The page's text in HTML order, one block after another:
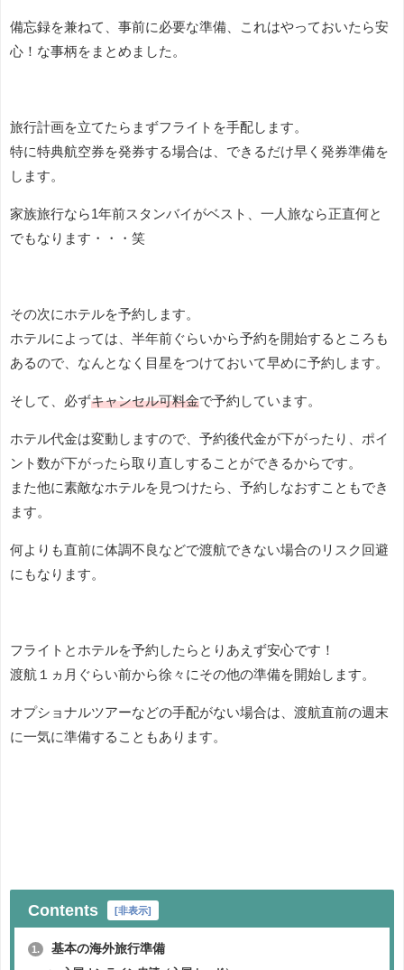
備忘録を兼ねて、事前に必要な準備、これはやっておいたら安
心！な事柄をまとめました。
旅行計画を立てたらまずフライトを手配します。
特に特典航空券を発券する場合は、できるだけ早く発券準備を
します。
家族旅行なら1年前スタンバイがベスト、一人旅なら正直何と
でもなります・・・笑
その次にホテルを予約します。
ホテルによっては、半年前ぐらいから予約を開始するところも
あるので、なんとなく目星をつけておいて早めに予約します。
そして、必ずキャンセル可料金で予約しています。
ホテル代金は変動しますので、予約後代金が下がったり、ポイ
ント数が下がったら取り直しすることができるからです。
また他に素敵なホテルを見つけたら、予約しなおすこともでき
ます。
何よりも直前に体調不良などで渡航できない場合のリスク回避
にもなります。
フライトとホテルを予約したらとりあえず安心です！
渡航１ヵ月ぐらい前から徐々にその他の準備を開始します。
オプショナルツアーなどの手配がない場合は、渡航直前の週末
に一気に準備することもあります。
Contents [非表示]
1. 基本の海外旅行準備